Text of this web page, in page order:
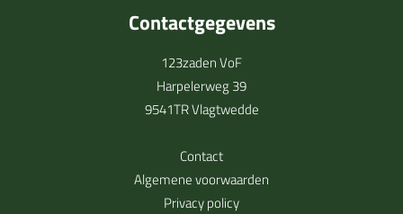
Contactgegevens
123zaden VoF
Harpelerweg 39
9541TR Vlagtwedde
Contact
Algemene voorwaarden
Privacy policy